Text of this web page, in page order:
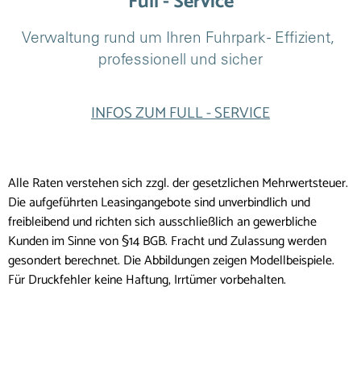
Verwaltung rund um Ihren Fuhrpark - Effizient,
professionell und sicher
INFOS ZUM FULL - SERVICE
Alle Raten verstehen sich zzgl. der gesetzlichen Mehrwertsteuer.
Die aufgeführten Leasingangebote sind unverbindlich und
freibleibend und richten sich ausschließlich an gewerbliche
Kunden im Sinne von §14 BGB. Fracht und Zulassung werden
gesondert berechnet. Die Abbildungen zeigen Modellbeispiele.
Für Druckfehler keine Haftung, Irrtümer vorbehalten.